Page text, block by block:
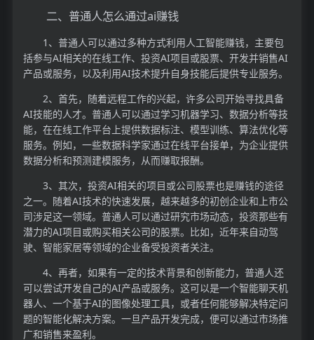
二、普通人怎么通过ai赚钱
1、普通人可以通过多种方式利用人工智能赚钱，主要包
括参与AI相关的在线工作、投资AI项目或股票、开发并销售AI
产品或服务，以及利用AI技术提升自身技能后提供专业服务。
2、首先，随着远程工作的兴起，许多公司开始寻找具备
AI技能的人才。普通人可以通过学习机器学习、数据分析等技
能，在在线工作平台上提供数据标注、模型训练、算法优化等
服务。例如，一些数据科学家通过在线平台接单，为企业提供
数据分析和预测建模服务，从而赚取报酬。
3、其次，投资AI相关的项目或公司股票也是赚钱的途径
之一。随着AI技术的快速发展，越来越多的初创企业和上市公
司涉足这一领域。普通人可以通过研究市场动态，投资那些有
潜力的AI项目或购买相关公司的股票。比如，近年来自动驾
驶、智能家居等领域的企业备受投资者关注。
4、再者，如果有一定的技术背景和创新能力，普通人还
可以尝试开发自己的AI产品或服务。这可以是一个智能聊天机
器人、一个基于AI的图像处理工具，或者任何能够解决特定问
题的智能化解决方案。一旦产品开发完成，便可以通过市场推
广和销售来盈利。